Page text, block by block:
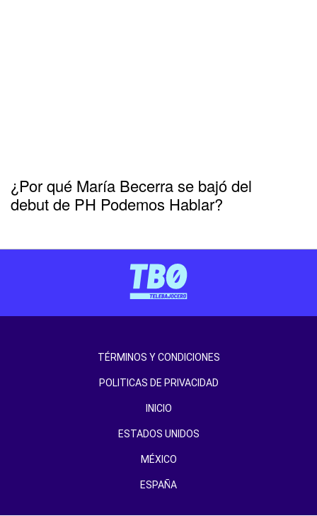
¿Por qué María Becerra se bajó del
debut de PH Podemos Hablar?
TÉRMINOS Y CONDICIONES
POLITICAS DE PRIVACIDAD
INICIO
ESTADOS UNIDOS
MÉXICO
ESPAÑA